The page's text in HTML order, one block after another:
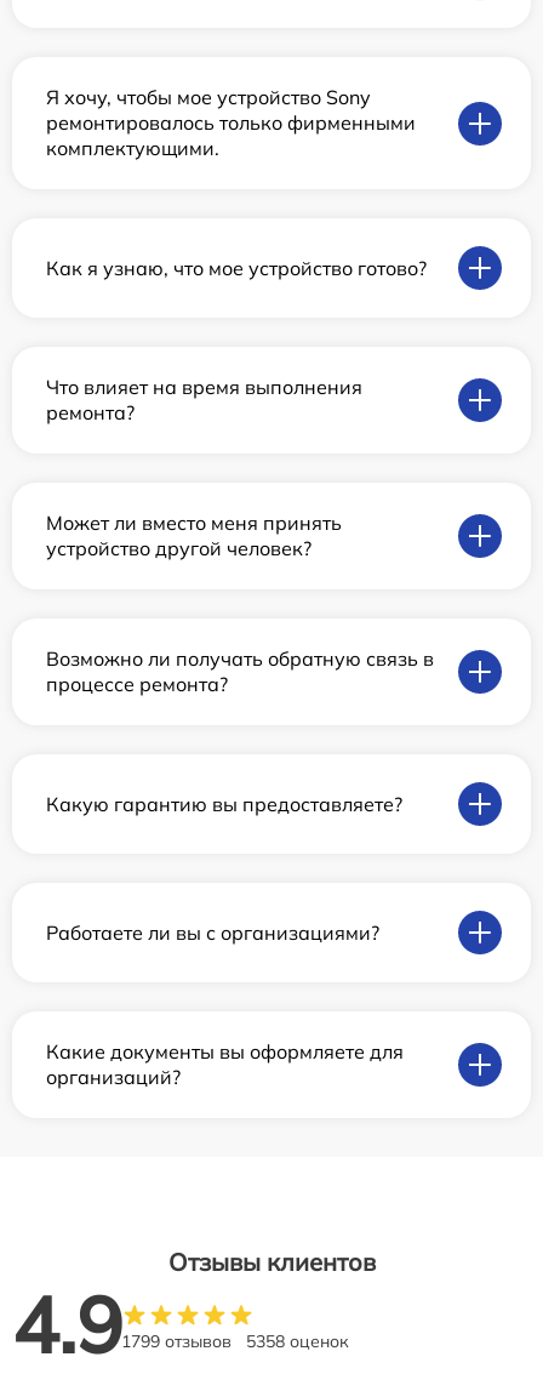
Я хочу, чтобы мое устройство Sony
ремонтировалось только фирменными
комплектующими.
Как я узнаю, что мое устройство готово?
Что влияет на время выполнения
ремонта?
Может ли вместо меня принять
устройство другой человек?
Возможно ли получать обратную связь в
процессе ремонта?
Какую гарантию вы предоставляете?
Работаете ли вы с организациями?
Какие документы вы оформляете для
организаций?
Отзывы клиентов
4.91799 отзывов 5358 оценок